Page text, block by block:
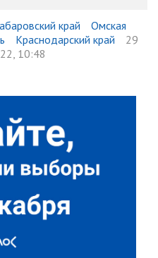
край
Омская
Краснодарский край
29
10:48